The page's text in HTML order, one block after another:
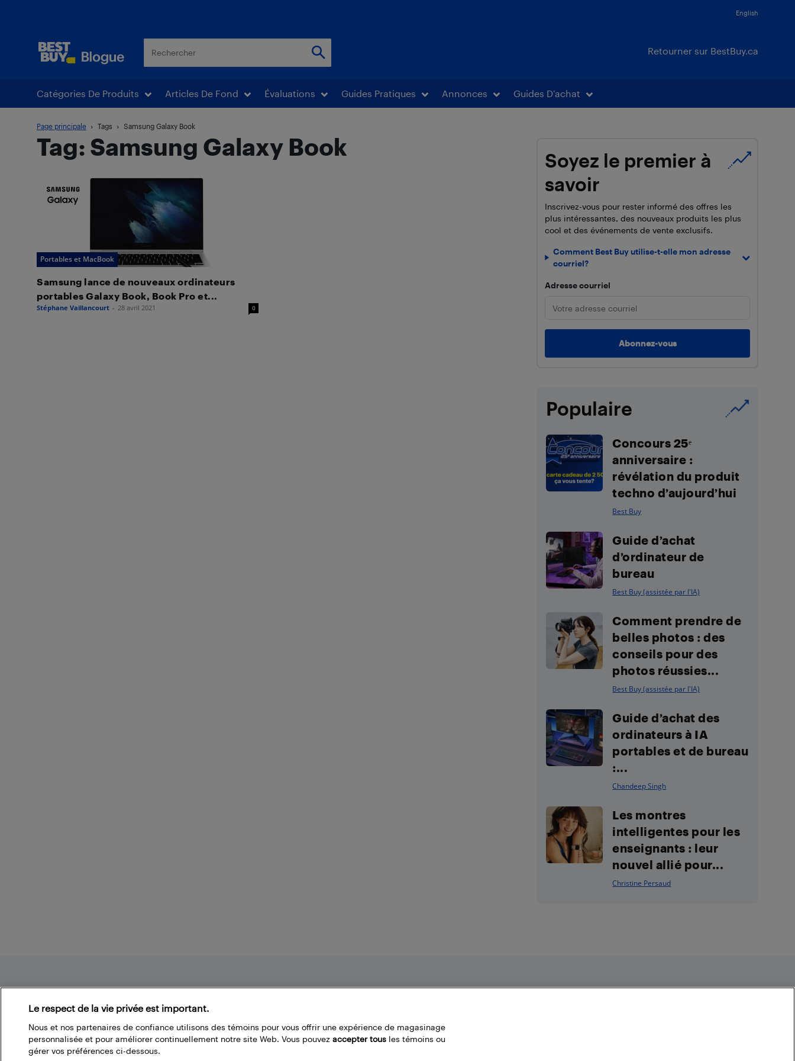
English
Retourner sur BestBuy.ca
Catégories De Produits Articles De Fond Évaluations Guides Pratiques Annonces Guides D’achat
Page principale Tags Samsung Galaxy Book
Tag: Samsung Galaxy Book
Portables et MacBook
Samsung lance de nouveaux ordinateurs
portables Galaxy Book, Book Pro et...
Stéphane Vaillancourt - 28 avril 2021 0
Soyez le premier à
savoir
Inscrivez-vous pour rester informé des offres les
plus intéressantes, des nouveaux produits les plus
cool et des événements de vente exclusifs.
Comment Best Buy utilise-t-elle mon adresse
courriel?
Adresse courriel
Populaire
Concours 25ᵉ
anniversaire :
révélation du produit
techno d’aujourd’hui
Best Buy
Guide d’achat
d’ordinateur de
bureau
Best Buy (assistée par l'IA)
Comment prendre de
belles photos : des
conseils pour des
photos réussies...
Best Buy (assistée par l'IA)
Guide d’achat des
ordinateurs à IA
portables et de bureau
:...
Chandeep Singh
Les montres
intelligentes pour les
enseignants : leur
nouvel allié pour...
Christine Persaud
À propos du blogue de Best Buy
Branchez-vous à la communauté Best Buy. Vous pouvez
Politique de confidentialité Bestbuy.ca
Le respect de la vie privée est important.
Nous et nos partenaires de confiance utilisons des témoins pour vous offrir une expérience de magasinage
personnalisée et pour améliorer continuellement notre site Web. Vous pouvez accepter tous les témoins ou
gérer vos préférences ci-dessous.